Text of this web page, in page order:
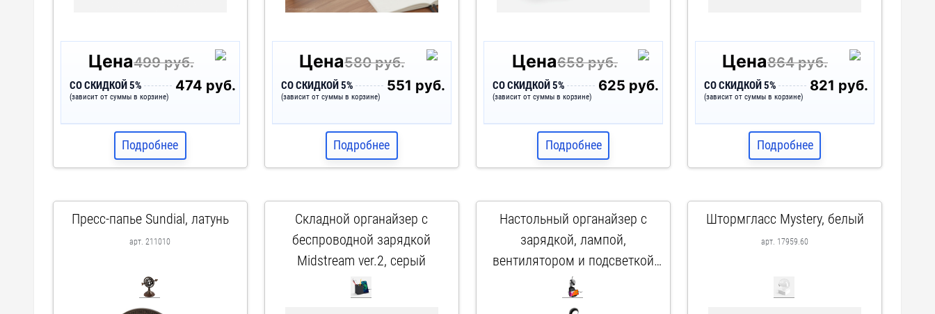
Цена499 руб.
СО СКИДКОЙ 5%
(зависит от суммы в корзине)
474 руб.
Подробнее
Цена580 руб.
СО СКИДКОЙ 5%
(зависит от суммы в корзине)
551 руб.
Подробнее
Цена658 руб.
СО СКИДКОЙ 5%
(зависит от суммы в корзине)
625 руб.
Подробнее
Цена864 руб.
СО СКИДКОЙ 5%
(зависит от суммы в корзине)
821 руб.
Подробнее
Пресс-папье Sundial, латунь
арт. 211010
Складной органайзер с
беспроводной зарядкой
Midstream ver.2, серый
арт. 16823.10
Настольный органайзер с
зарядкой, лампой,
вентилятором и подсветкой
логотипа powerTower, черный
арт. 16876.30
Штормгласс Mystery, белый
арт. 17959.60